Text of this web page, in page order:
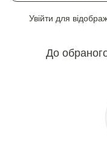
Увійти для
До